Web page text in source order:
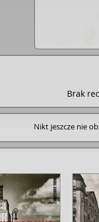
Brak
Nikt jeszcze nie